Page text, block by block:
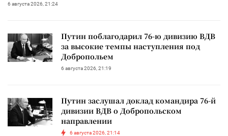
6 августа 2026, 21:24
Путин поблагодарил 76-ю дивизию ВДВ
за высокие темпы наступления под
Добропольем
6 августа 2026, 21:19
Путин заслушал доклад командира 76-й
дивизии ВДВ о Добропольском
направлении
6 августа 2026, 21:14